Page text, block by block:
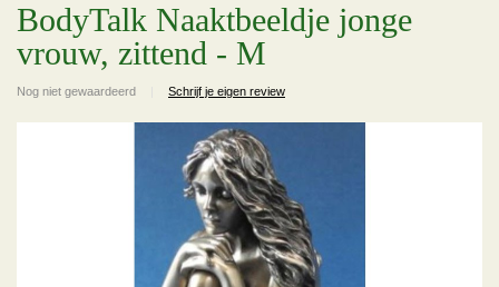
BodyTalk Naaktbeeldje jonge
vrouw, zittend - M
Nog niet gewaardeerd Schrijf je eigen review